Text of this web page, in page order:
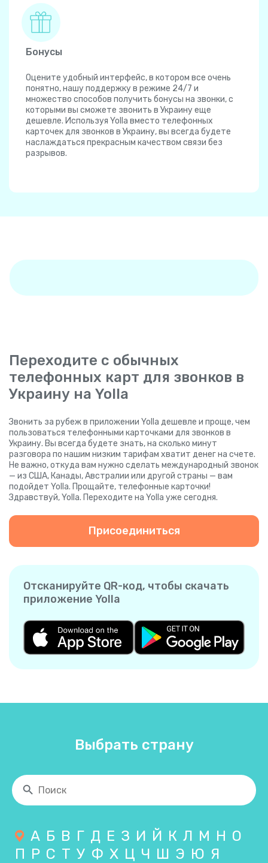
Бонусы
Оцените удобный интерфейс, в котором все очень
понятно, нашу поддержку в режиме 24/7 и
множество способов получить бонусы на звонки, с
которыми вы сможете звонить в Украину еще
дешевле. Используя Yolla вместо телефонных
карточек для звонков в Украину, вы всегда будете
наслаждаться прекрасным качеством связи без
разрывов.
Переходите с обычных
телефонных карт для звонков в
Украину на Yolla
Звонить за рубеж в приложении Yolla дешевле и проще, чем
пользоваться телефонными карточками для звонков в
Украину. Вы всегда будете знать, на сколько минут
разговора по нашим низким тарифам хватит денег на счете.
Не важно, откуда вам нужно сделать международный звонок
— из США, Канады, Австралии или другой страны — вам
подойдет Yolla. Прощайте, телефонные карточки!
Здравствуй, Yolla. Переходите на Yolla уже сегодня.
Присоединиться
Отсканируйте QR-код, чтобы скачать
приложение Yolla
Выбрать страну
А Б В Г Д Е З И Й К Л М Н О
П Р С Т У Ф Х Ц Ч Ш Э Ю Я